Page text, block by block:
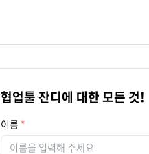
협업툴 잔디에 대한 모든 것!
이름